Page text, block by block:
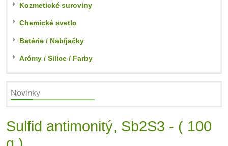
Kozmetické suroviny
Chemické svetlo
Batérie / Nabíjačky
Arómy / Silice / Farby
Novinky
Sulfid antimonitý, Sb2S3 - ( 100